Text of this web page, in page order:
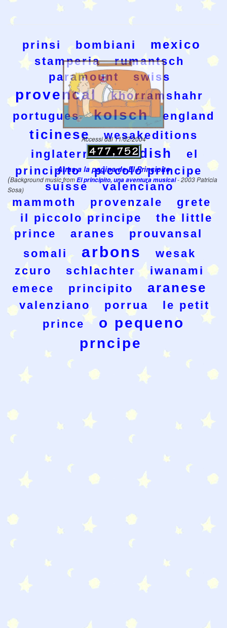
prinsi bombiani mexico
stamperia
rumantsch
paramount
swiss
provencal
khorramshahr
portugues
kolsch england
ticinese
wesakeditions
inglaterra
swedish
el
principito
piccolo principe
suisse
valenciano
mammoth
provenzale
grete
il piccolo principe
the little
prince
aranes
prouvansal
somali
arbons
wesak
zcuro
schlachter
iwanami
emece
principito aranese
valenziano porrua
le petit
prince
o pequeno
prncipe
Accessi dal 11/02/2004
Atras a la pagina de El Principito
(Background music fromEl principito, una aventura musical- 2003 Patricia
Sosa)